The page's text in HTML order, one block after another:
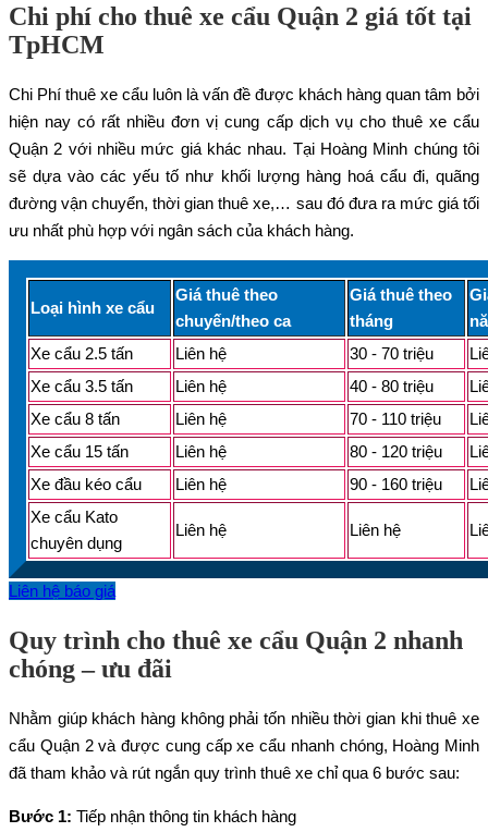
Chi phí cho thuê xe cẩu Quận 2 giá tốt tại
TpHCM
Chi Phí thuê xe cẩu luôn là vấn đề được khách hàng quan tâm bởi
hiện nay có rất nhiều đơn vị cung cấp dịch vụ cho thuê xe cẩu
Quận 2 với nhiều mức giá khác nhau. Tại Hoàng Minh chúng tôi
sẽ dựa vào các yếu tố như khối lượng hàng hoá cẩu đi, quãng
đường vận chuyển, thời gian thuê xe,… sau đó đưa ra mức giá tối
ưu nhất phù hợp với ngân sách của khách hàng.
Loại hình xe cẩu
Giá thuê theo
chuyến/theo ca
Giá thuê theo
tháng
Xe cẩu 2.5 tấn
Liên hệ 30 - 70 triệu
Xe cẩu 3.5 tấn
Liên hệ 40 - 80 triệu
Xe cẩu 8 tấn
Liên hệ 70 - 110 triệu
Xe cẩu 15 tấn
Liên hệ 80 - 120 triệu
Xe đầu kéo cẩu
Liên hệ 90 - 160 triệu
Xe cẩu Kato
chuyên dụng
Liên hệ Liên hệ
Liên hệ báo giá
Quy trình cho thuê xe cẩu Quận 2 nhanh
chóng – ưu đãi
Nhằm giúp khách hàng không phải tốn nhiều thời gian khi thuê xe
cẩu Quận 2 và được cung cấp xe cẩu nhanh chóng, Hoàng Minh
đã tham khảo và rút ngắn quy trình thuê xe chỉ qua 6 bước sau:
Bước 1: Tiếp nhận thông tin khách hàng